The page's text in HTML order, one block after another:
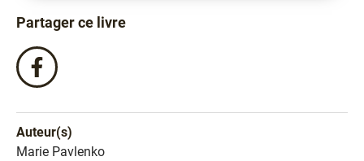
Partager ce livre
Partagez
ce
Facebook
!
Auteur(s)
Nom de l'auteur
Marie Pavlenko